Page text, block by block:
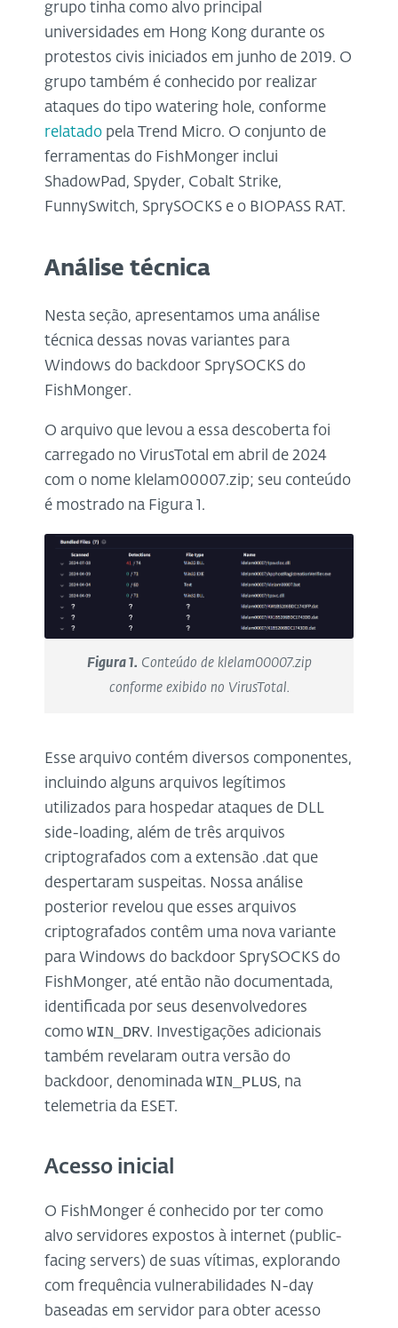
grupo tinha como alvo principal
universidades em Hong Kong durante os
protestos civis iniciados em junho de 2019. O
grupo também é conhecido por realizar
ataques do tipo watering hole, conforme
relatado pela Trend Micro. O conjunto de
ferramentas do FishMonger inclui
ShadowPad, Spyder, Cobalt Strike,
FunnySwitch, SprySOCKS e o BIOPASS RAT.
Análise técnica
Nesta seção, apresentamos uma análise
técnica dessas novas variantes para
Windows do backdoor SprySOCKS do
FishMonger.
O arquivo que levou a essa descoberta foi
carregado no VirusTotal em abril de 2024
com o nome klelam00007.zip; seu conteúdo
é mostrado na Figura 1.
Figura 1. Conteúdo de klelam00007.zip
conforme exibido no VirusTotal.
Esse arquivo contém diversos componentes,
incluindo alguns arquivos legítimos
utilizados para hospedar ataques de DLL
side-loading, além de três arquivos
criptografados com a extensão .dat que
despertaram suspeitas. Nossa análise
posterior revelou que esses arquivos
criptografados contêm uma nova variante
para Windows do backdoor SprySOCKS do
FishMonger, até então não documentada,
identificada por seus desenvolvedores
como WIN_DRV. Investigações adicionais
também revelaram outra versão do
backdoor, denominada WIN_PLUS, na
telemetria da ESET.
Acesso inicial
O FishMonger é conhecido por ter como
alvo servidores expostos à internet (public-
facing servers) de suas vítimas, explorando
com frequência vulnerabilidades N-day
baseadas em servidor para obter acesso